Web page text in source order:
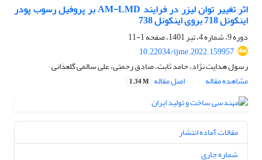
اثر تغییر توان لیزر در فرایند AM-LMD بر پروفیل رسوب پودر
اینکونل 718 بروی اینکونل 738
دوره 9، شماره 4، تیر 1401، صفحه
1-11
10.22034/ijme.2022.159957
رسول هدایت نژاد، حامد ثابت، صادق رحمتی، علی سالمی گلعذانی
مشاهده مقاله
اصل مقاله 1.34 M
مقالات آماده انتشار
شماره جاری